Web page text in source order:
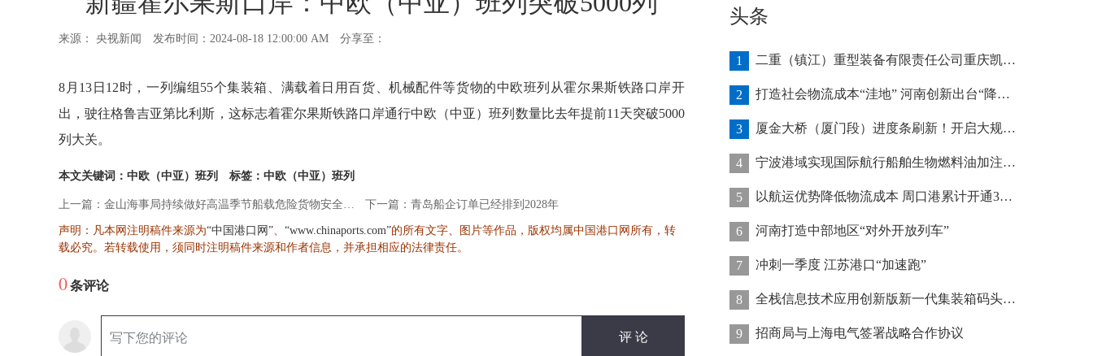
来源： 央视新闻 发布时间：2024-08-18 12:00:00 AM 分享至：
8月13日12时，一列编组55个集装箱、满载着日用百货、机械配件等货物的中欧班列从霍尔果斯铁路口岸开
出，驶往格鲁吉亚第比利斯，这标志着霍尔果斯铁路口岸通行中欧（中亚）班列数量比去年提前11天突破5000
列大关。
本文关键词：中欧（中亚）班列 标签：中欧（中亚）班列
上一篇：金山海事局持续做好高温季节船载危险货物安全管理工作 下一篇：青岛船企订单已经排到2028年
声明：凡本网注明稿件来源为“中国港口网”、 “www.chinaports.com”的所有文字、图片等作品，版权均属中国港口网所有，转
载必究。若转载使用，须同时注明稿件来源和作者信息，并承担相应的法律责任。
0条评论
头条
1 二重（镇江）重型装备有限责任公司重庆凯瑞项目发运助力海上风电产业发展
2 打造社会物流成本“洼地” 河南创新出台“降本16条”
3 厦金大桥（厦门段）进度条刷新！开启大规模桥梁装配化施工新阶段
4 宁波港域实现国际航行船舶生物燃料油加注“零突破”
5 以航运优势降低物流成本 周口港累计开通32条集装箱航线
6 河南打造中部地区“对外开放列车”
7 冲刺一季度 江苏港口“加速跑”
8 全栈信息技术应用创新版新一代集装箱码头管控系统在天津港上线运行
9 招商局与上海电气签署战略合作协议